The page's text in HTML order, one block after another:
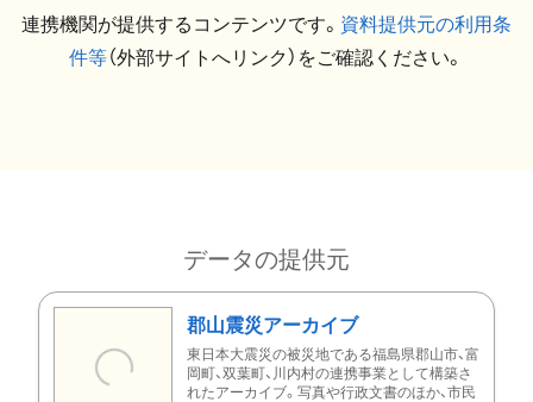
連携機関が提供するコンテンツです。 資料提供元の利用条
件等（外部サイトへリンク）をご確認ください。
データの提供元
郡山震災アーカイブ
東日本大震災の被災地である福島県郡山市、富
岡町、双葉町、川内村の連携事業として構築さ
れたアーカイブ。写真や行政文書のほか、市民